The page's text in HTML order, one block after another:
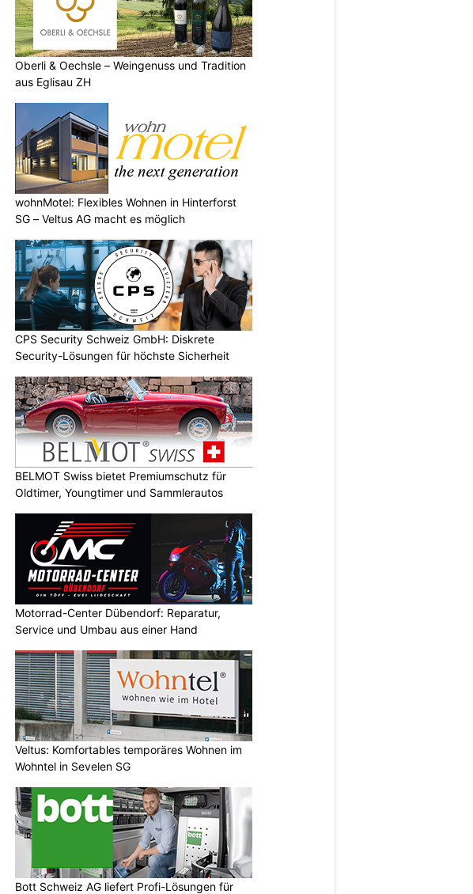
Oberli & Oechsle – Weingenuss und Tradition
aus Eglisau ZH
wohnMotel: Flexibles Wohnen in Hinterforst
SG – Veltus AG macht es möglich
CPS Security Schweiz GmbH: Diskrete
Security-Lösungen für höchste Sicherheit
BELMOT Swiss bietet Premiumschutz für
Oldtimer, Youngtimer und Sammlerautos
Motorrad-Center Dübendorf: Reparatur,
Service und Umbau aus einer Hand
Veltus: Komfortables temporäres Wohnen im
Wohntel in Sevelen SG
Bott Schweiz AG liefert Profi-Lösungen für